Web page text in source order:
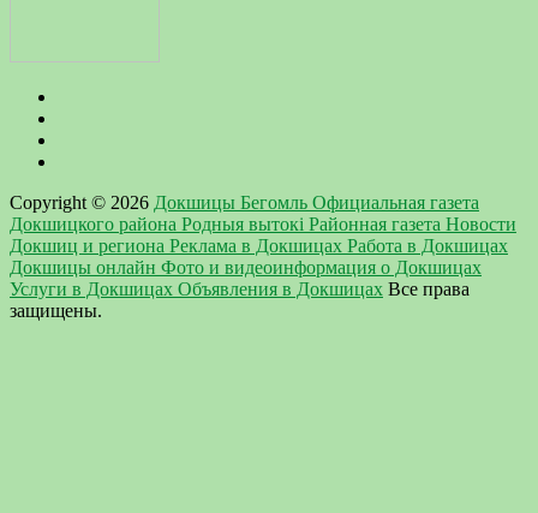
Copyright © 2026 Докшицы Бегомль Официальная газета
Докшицкого района Родныя вытокi Районная газета Новости
Докшиц и региона Реклама в Докшицах Работа в Докшицах
Докшицы онлайн Фото и видеоинформация о Докшицах
Услуги в Докшицах Объявления в Докшицах Все права
защищены.